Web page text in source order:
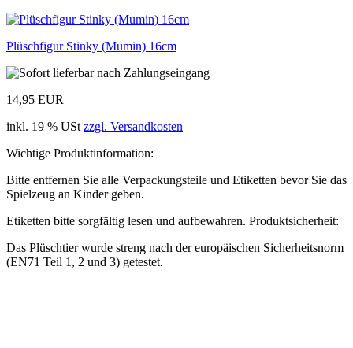
Plüschfigur Stinky (Mumin) 16cm
14,95 EUR
inkl. 19 % USt zzgl. Versandkosten
Wichtige Produktinformation:
Bitte entfernen Sie alle Verpackungsteile und Etiketten bevor Sie das
Spielzeug an Kinder geben.
Etiketten bitte sorgfältig lesen und aufbewahren. Produktsicherheit:
Das Plüschtier wurde streng nach der europäischen Sicherheitsnorm
(EN71 Teil 1, 2 und 3) getestet.